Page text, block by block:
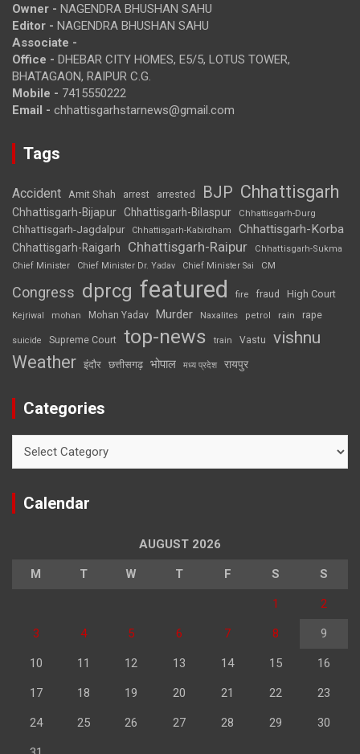
Owner - NAGENDRA BHUSHAN SAHU
Editor - NAGENDRA BHUSHAN SAHU
Associate -
Office - DHEBAR CITY HOMES, E5/5, LOTUS TOWER,
BHATAGAON, RAIPUR C.G.
Mobile - 7415550222
Email - chhattisgarhstarnews@gmail.com
Tags
Accident Amit Shah arrest arrested BJP Chhattisgarh
Chhattisgarh-Bijapur Chhattisgarh-Bilaspur Chhattisgarh-Durg
Chhattisgarh-Jagdalpur Chhattisgarh-Kabirdham Chhattisgarh-Korba
Chhattisgarh-Raigarh Chhattisgarh-Raipur
Chhattisgarh-Sukma
Chief Minister
Chief Minister Dr. Yadav Chief Minister Sai CM
Congress dprcg featured fire fraud High Court
Kejriwal mohan Mohan Yadav Murder Naxalites petrol rain rape
suicide Supreme Court top-news train Vastu vishnu
Weather इंदौर छत्तीसगढ़ भोपाल मध्य प्रदेश रायपुर
Categories
Calendar
AUGUST 2026
M T W T F S S
1 2
3 4 5 6 7 8 9
10 11 12 13 14 15 16
17 18 19 20 21 22 23
24 25 26 27 28 29 30